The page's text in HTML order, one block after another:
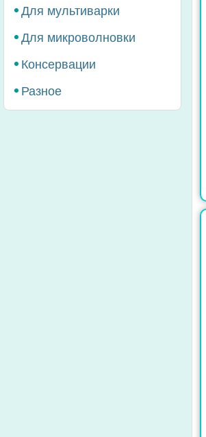
Для мультиварки
Для микроволновки
Консервации
Разное